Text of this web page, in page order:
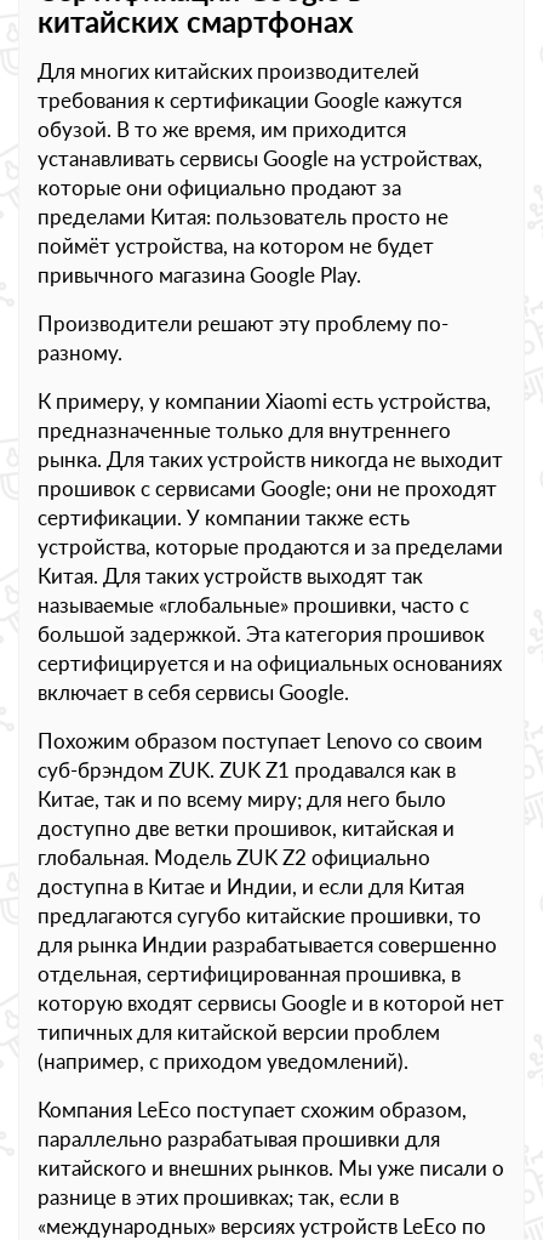
китайских смартфонах
Для многих китайских производителей
требования к сертификации Google кажутся
обузой. В то же время, им приходится
устанавливать сервисы Google на устройствах,
которые они официально продают за
пределами Китая: пользователь просто не
поймёт устройства, на котором не будет
привычного магазина Google Play.
Производители решают эту проблему по-
разному.
К примеру, у компании Xiaomi есть устройства,
предназначенные только для внутреннего
рынка. Для таких устройств никогда не выходит
прошивок с сервисами Google; они не проходят
сертификации. У компании также есть
устройства, которые продаются и за пределами
Китая. Для таких устройств выходят так
называемые «глобальные» прошивки, часто с
большой задержкой. Эта категория прошивок
сертифицируется и на официальных основаниях
включает в себя сервисы Google.
Похожим образом поступает Lenovo со своим
суб-брэндом ZUK. ZUK Z1 продавался как в
Китае, так и по всему миру; для него было
доступно две ветки прошивок, китайская и
глобальная. Модель ZUK Z2 официально
доступна в Китае и Индии, и если для Китая
предлагаются сугубо китайские прошивки, то
для рынка Индии разрабатывается совершенно
отдельная, сертифицированная прошивка, в
которую входят сервисы Google и в которой нет
типичных для китайской версии проблем
(например, с приходом уведомлений).
Компания LeEco поступает схожим образом,
параллельно разрабатывая прошивки для
китайского и внешних рынков. Мы уже писали о
разнице в этих прошивках; так, если в
«международных» версиях устройств LeEco по